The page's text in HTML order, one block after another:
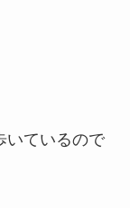
いているので